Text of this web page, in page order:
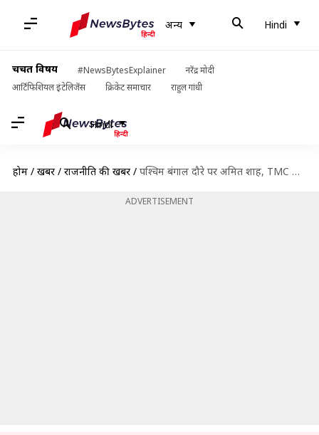
अन्य Hindi
चर्चित विषय #NewsBytesExplainer
नरेंद्र मोदी
आर्टिफिशियल इंटेलिजेंस
क्रिकेट समाचार राहुल गांधी
Hindi
होम / खबरें / राजनीति की खबरें / पश्चिम बंगाल दौरे पर अमित शाह, TMC के कई बागी भाजपा में हो सकते हैं शामिल
ADVERTISEMENT